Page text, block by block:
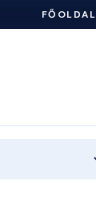
FŐOLDAL